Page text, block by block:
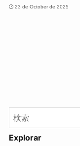
23 de October de 2025
Explorar